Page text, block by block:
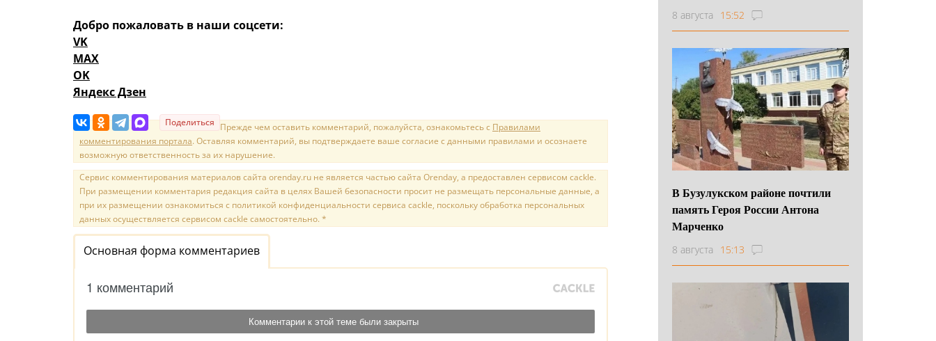
Добро пожаловать в наши соцсети:
VK
MAX
OK
Яндекс Дзен
Поделиться Прежде чем оставить комментарий, пожалуйста, ознакомьтесь с Правилами
комментирования портала. Оставляя комментарий, вы подтверждаете ваше согласие с данными правилами и осознаете
возможную ответственность за их нарушение.
Сервис комментирования материалов сайта orenday.ru не является частью сайта Orenday, а предоставлен сервисом cackle.
При размещении комментария редакция сайта в целях Вашей безопасности просит не размещать персональные данные, а
при их размещении ознакомиться с политикой конфиденциальности сервиса cackle, поскольку обработка персональных
данных осуществляется сервисом cackle самостоятельно. *
Основная форма комментариев
1 комментарий
Комментарии к этой теме были закрыты
8 августа 15:52
В Бузулукском районе почтили
память Героя России Антона
Марченко
8 августа 15:13